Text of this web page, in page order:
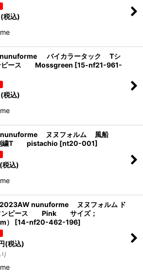
(税込)
バイカラータック Tシ
ピース Mossgreen [15-nf21-961-
(税込)
ヌヌフォルム 風船
繍T pistachio [nt20-001]
(税込)
nunuforme ヌヌフォルム ド
ンピース Pink サイズ；
）
[14-nf20-462-196]
(税込)